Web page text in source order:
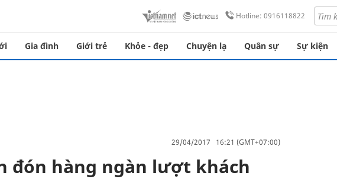
Hotline: 0916118822
Gia đình Giới trẻ Khỏe - đẹp Chuyện lạ Quân sự Sự kiện
29/04/2017 16:21 (GMT+07:00)
đón hàng ngàn lượt khách